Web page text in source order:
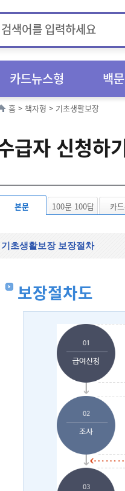
카드뉴스형 백
홈 > 책자형 > 기초생활보장
급자 신청하
본문 100문 100답 카
기초생활보장 보장절차
보장절차도